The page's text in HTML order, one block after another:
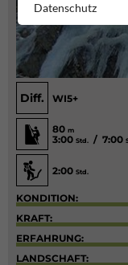
Diff. WI5+
80 m
3:00 Std. / 7:00
2:00 Std.
KONDITION:
KRAFT:
ERFAHRUNG:
LANDSCHAFT:
Datenschutz